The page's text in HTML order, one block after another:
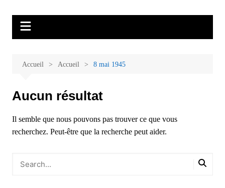
contenu
Malades et proches, Vivre avec et
après le cancer
thérapeutique, sophrologie, sport adapté, art thérapie, musico thérapie…
Accueil Accueil 8 mai 1945
Aucun résultat
Il semble que nous pouvons pas trouver ce que vous
recherchez. Peut-être que la recherche peut aider.